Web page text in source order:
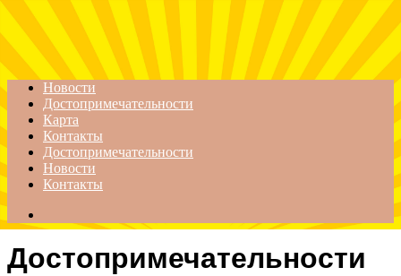
Menu
Новости
Достопримечательности
Карта
Контакты
Достопримечательности
Новости
Контакты
for
Достопримечательности